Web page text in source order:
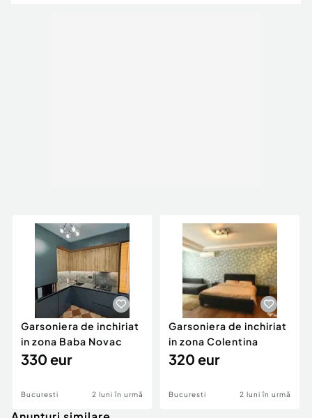
Garsoniera de inchiriat
in zona Baba Novac
330 eur
Bucuresti 2 luni în urmă
Garsoniera de inchiriat
in zona Colentina
320 eur
Bucuresti 2 luni în urmă